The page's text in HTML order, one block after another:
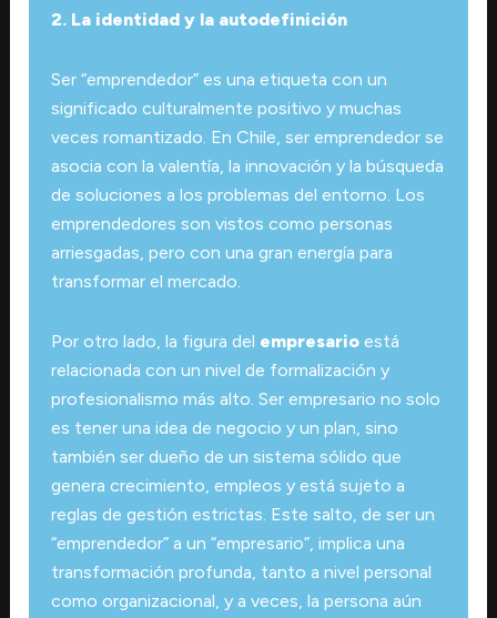
2. La identidad y la autodefinición
Ser “emprendedor” es una etiqueta con un
significado culturalmente positivo y muchas
veces romantizado. En Chile, ser emprendedor se
asocia con la valentía, la innovación y la búsqueda
de soluciones a los problemas del entorno. Los
emprendedores son vistos como personas
arriesgadas, pero con una gran energía para
transformar el mercado.
Por otro lado, la figura del empresarioestá
relacionada con un nivel de formalización y
profesionalismo más alto. Ser empresario no solo
es tener una idea de negocio y un plan, sino
también ser dueño de un sistema sólido que
genera crecimiento, empleos y está sujeto a
reglas de gestión estrictas. Este salto, de ser un
“emprendedor” a un “empresario”, implica una
transformación profunda, tanto a nivel personal
como organizacional, y a veces, la persona aún